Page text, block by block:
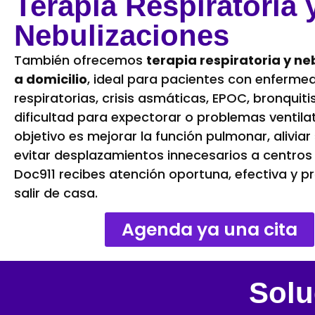
Nebulizaciones
También ofrecemos terapia respiratoria y
a domicilio, ideal para pacientes con
respiratorias, crisis asmáticas, EPOC,
dificultad para expectorar o problemas
objetivo es mejorar la función pulmonar,
evitar desplazamientos innecesarios a
Doc911 recibes atención oportuna, efectiva y
salir de casa.
Agenda ya una cita